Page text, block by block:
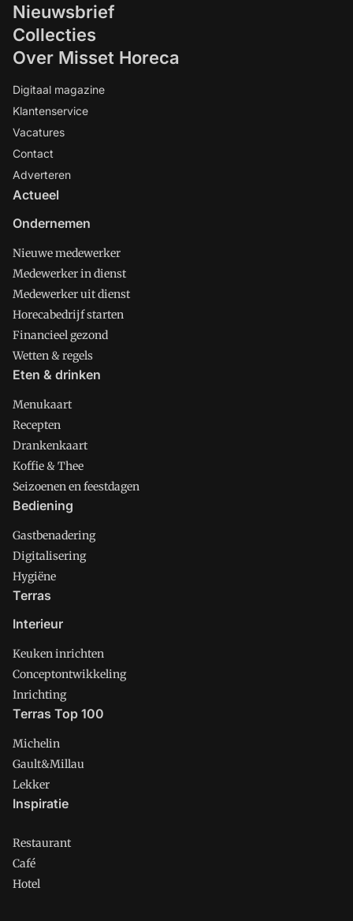
Nieuwsbrief
Collecties
Over Misset Horeca
Digitaal magazine
Klantenservice
Vacatures
Contact
Adverteren
Actueel
Ondernemen
Nieuwe medewerker
Medewerker in dienst
Medewerker uit dienst
Horecabedrijf starten
Financieel gezond
Wetten & regels
Eten & drinken
Menukaart
Recepten
Drankenkaart
Koffie & Thee
Seizoenen en feestdagen
Bediening
Gastbenadering
Digitalisering
Hygiëne
Terras
Interieur
Keuken inrichten
Conceptontwikkeling
Inrichting
Terras Top 100
Michelin
Gault&Millau
Lekker
Inspiratie
Restaurant
Café
Hotel